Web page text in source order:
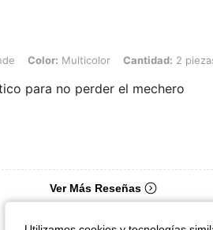
Multicolor, Cantidad: 2 piezas negras
Color: Multicolor Cantidad: 2
para no perder el mechero
Ver Más Reseñas